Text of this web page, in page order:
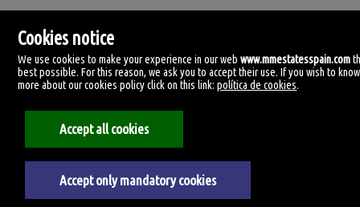
Tirreno, 4.
Cookies notice
We use cookies to make your experience in our webwww.mmestatesspain.com
best possible. For this reason, we ask you to accept their use. If you wish to know
more about our cookies policy click on this link:política de cookies.
Accept all cookies
Accept only mandatory cookies